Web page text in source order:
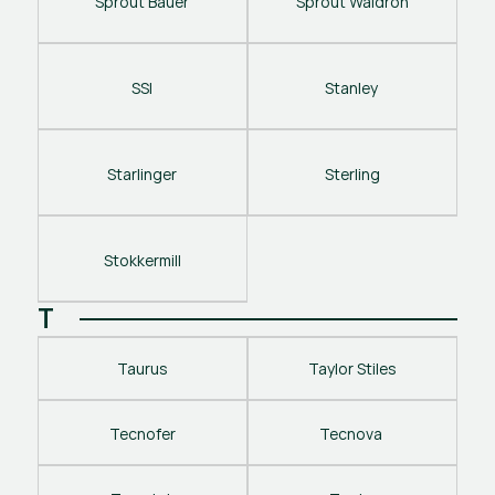
SSI Stanley
Starlinger Sterling
Stokkermill
T
Taurus Taylor Stiles
Tecnofer Tecnova